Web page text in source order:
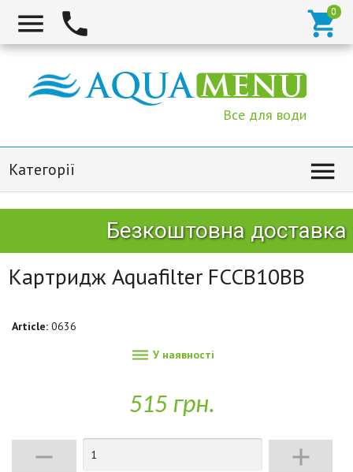
  
Все для води
Категорії 
Безкоштовна
Картридж Aquafilter FCCB10BB
Article: 0636
 У наявності
515 грн.
 